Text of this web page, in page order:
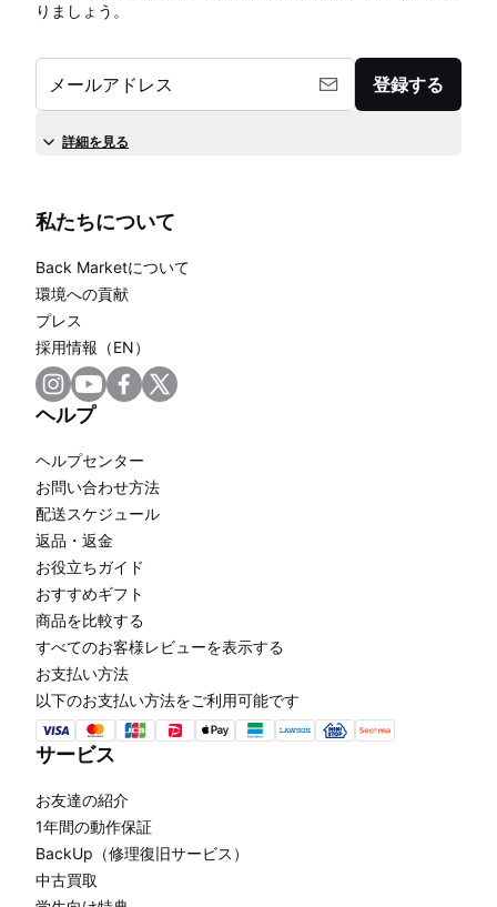
りましょう。
メールアドレス 登録する
詳細を見る
私たちについて
Back Marketについて
環境への貢献
プレス
採用情報（EN）
ヘルプ
ヘルプセンター
お問い合わせ方法
配送スケジュール
返品・返金
お役立ちガイド
おすすめギフト
商品を比較する
すべてのお客様レビューを表示する
お支払い方法
以下のお支払い方法をご利用可能です
サービス
お友達の紹介
1年間の動作保証
BackUp（修理復旧サービス）
中古買取